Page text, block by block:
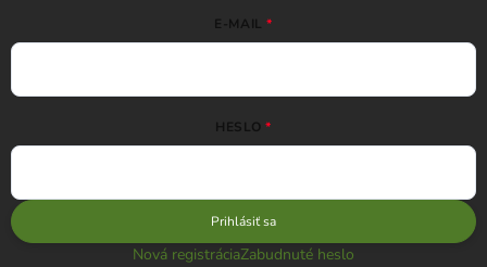
E-MAIL
HESLO
Prihlásiť sa
Nová registráciaZabudnuté heslo